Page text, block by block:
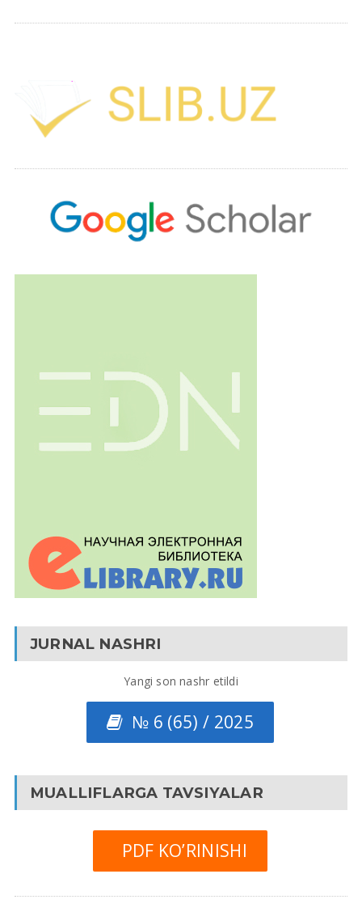
JURNAL NASHRI
Yangi son nashr etildi
№ 6 (65) / 2025
MUALLIFLARGA TAVSIYALAR
PDF KO’RINISHI